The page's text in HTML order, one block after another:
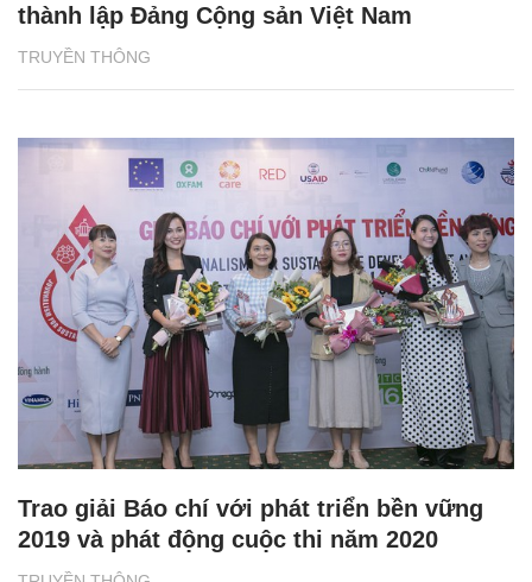
TRUYỀN THÔNG
thành lập Đảng Cộng sản Việt Nam
Trao giải Báo chí với phát triển bền vững
2019 và phát động cuộc thi năm 2020